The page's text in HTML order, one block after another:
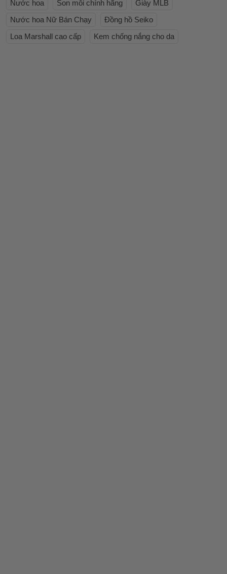
Nước hoa Son môi chính hãng
Giày MLB
Nước hoa Nữ Bán Chạy
Đồng hồ Seiko
Loa Marshall cao cấp
Kem chống nắng cho da